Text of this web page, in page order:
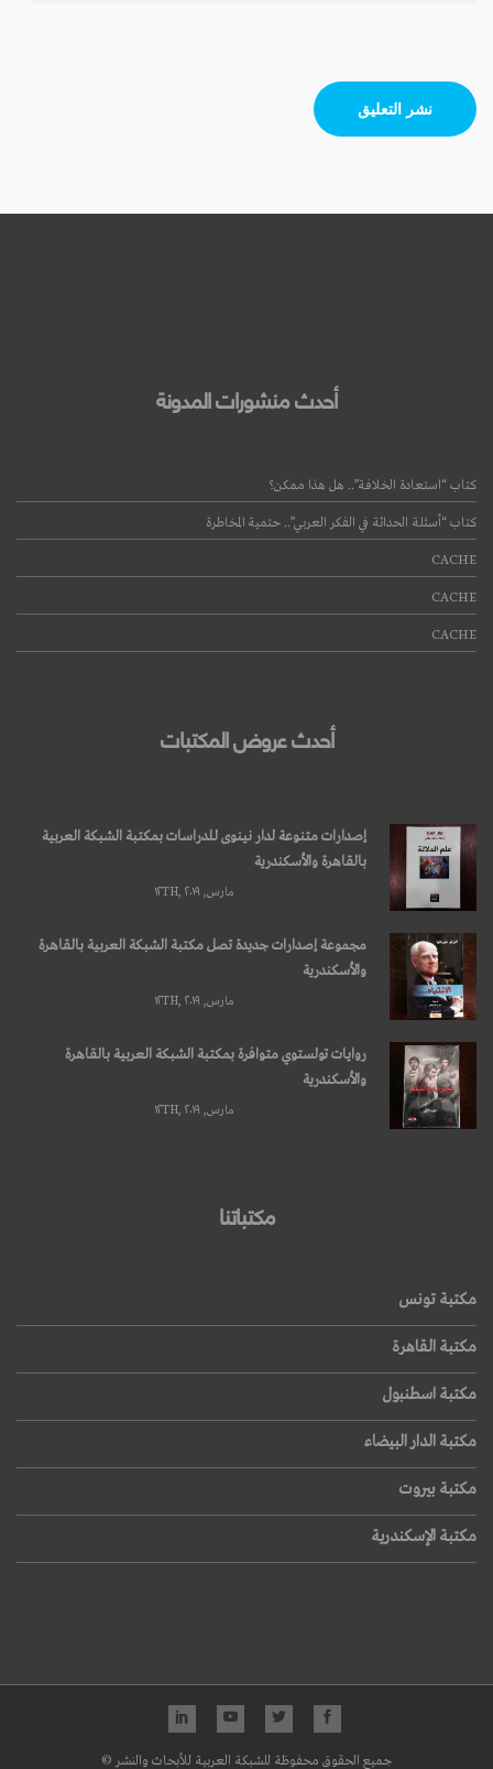
أحدث منشورات المدونة
كتاب “استعادة الخلافة”.. هل هذا ممكن؟
كتاب “أسئلة الحداثة في الفكر العربي”.. حتمية المخاطرة
CACHE
CACHE
CACHE
أحدث عروض المكتبات
إصدارات متنوعة لدار نينوى للدراسات بمكتبة الشبكة العربية
بالقاهرة والأسكندرية
مارس, ۱۲TH, ۲۰۱۹
مجموعة إصدارات جديدة تصل مكتبة الشبكة العربية بالقاهرة
والأسكندرية
مارس, ۱۲TH, ۲۰۱۹
روايات تولستوي متوافرة بمكتبة الشبكة العربية بالقاهرة
والأسكندرية
مارس, ۱۲TH, ۲۰۱۹
مكتباتنا
مكتبة تونس
مكتبة القاهرة
مكتبة اسطنبول
مكتبة الدار البيضاء
مكتبة بيروت
مكتبة الإسكندرية
جميع الحقوق محفوظة للشبكة العربية للأبحاث والنشر ©